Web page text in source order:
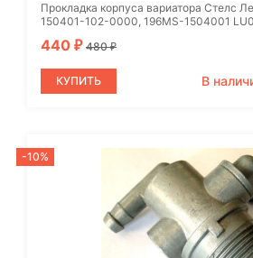
Прокладка корпуса вариатора Стелс
150401-102-0000, 196MS-1504001
440 ₽ 480₽
КУПИТЬ В
-10%